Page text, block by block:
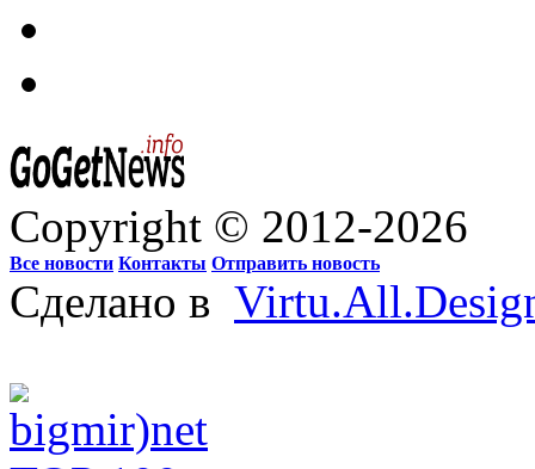
Copyright © 2012-2026
Все новости Контакты Отправить новость
Сделано в